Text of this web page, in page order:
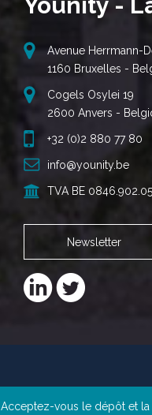
Avenue Herrmann-
1160 Bruxelles -
Cogels Osylei 19
2600 Anvers -
+32 (0)2 880 77 80
info@younity.be
TVA BE
Newsletter
Acceptez-vous le dépôt et la